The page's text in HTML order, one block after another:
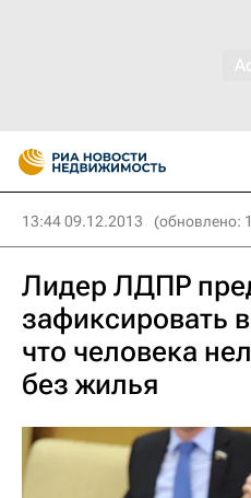
13:44 09.12.2013 (обновлено:
Лидер ЛДПР
зафиксировать
что человека
без жилья